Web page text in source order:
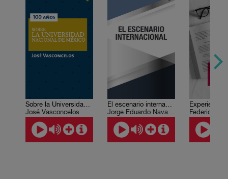
Sobre la Universidad Nacional de México
José Vasconcelos
El escenario internacional
Jorge Eduardo Navarrete
Federico